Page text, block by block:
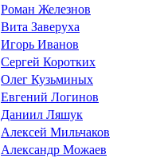
Роман Железнов
Вита Заверуха
Игорь Иванов
Сергей Коротких
Олег Кузьминых
Евгений Логинов
Даниил Ляшук
Алексей Мильчаков
Александр Можаев